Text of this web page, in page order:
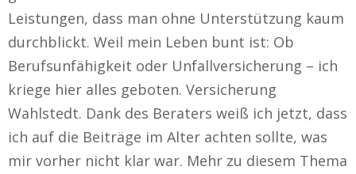
Leistungen, dass man ohne Unterstützung kaum
durchblickt. Weil mein Leben bunt ist: Ob
Berufsunfähigkeit oder Unfallversicherung – ich
kriege hier alles geboten. Versicherung
Wahlstedt. Dank des Beraters weiß ich jetzt, dass
ich auf die Beiträge im Alter achten sollte, was
mir vorher nicht klar war. Mehr zu diesem Thema